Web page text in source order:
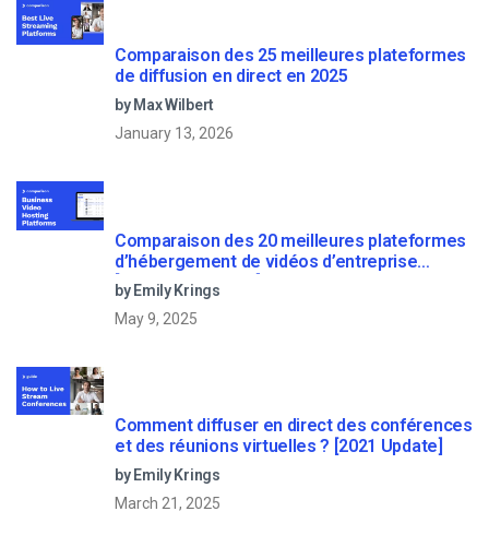
Comparaison des 25 meilleures plateformes
de diffusion en direct en 2025
by Max Wilbert
January 13, 2026
Comparaison des 20 meilleures plateformes
d’hébergement de vidéos d’entreprise
[Updated for 2022]
by Emily Krings
May 9, 2025
Comment diffuser en direct des conférences
et des réunions virtuelles ? [2021 Update]
by Emily Krings
March 21, 2025